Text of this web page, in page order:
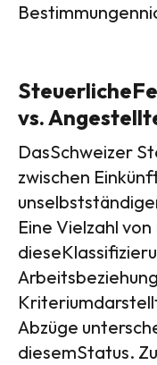
vs.
DasSchweizer
zwischen
Eine Vielzahl
Abzüge
diesemStatus.